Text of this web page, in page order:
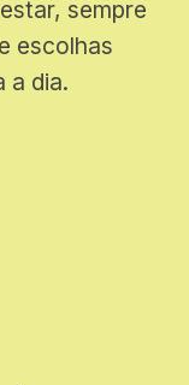
sempre
escolhas
a dia.